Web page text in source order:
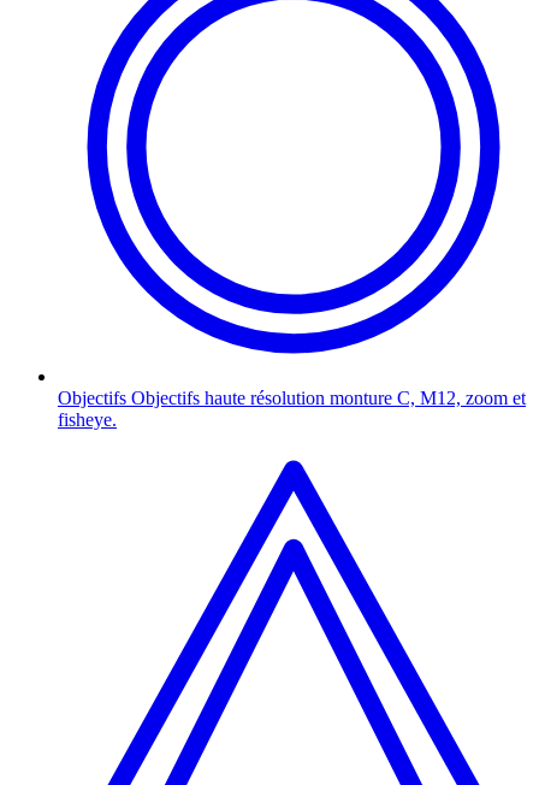
Objectifs Objectifs haute résolution monture C, M12, zoom et
fisheye.